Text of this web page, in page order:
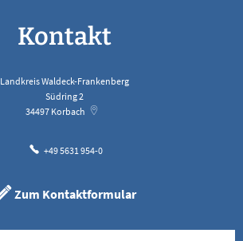
Kontakt
Landkreis Waldeck-Frankenberg
Südring 2
34497 Korbach
+49 5631 954-0
Zum Kontaktformular